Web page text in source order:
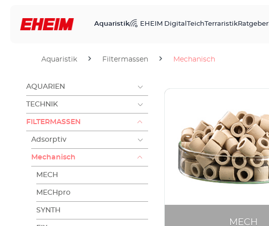
Aquaristik EHEIM Digital TeichTerraristikRatgeber
Aquaristik Filtermassen Mechanisch
AQUARIEN
TECHNIK
FILTERMASSEN
Adsorptiv
Mechanisch
MECH
MECHpro
SYNTH
MECH